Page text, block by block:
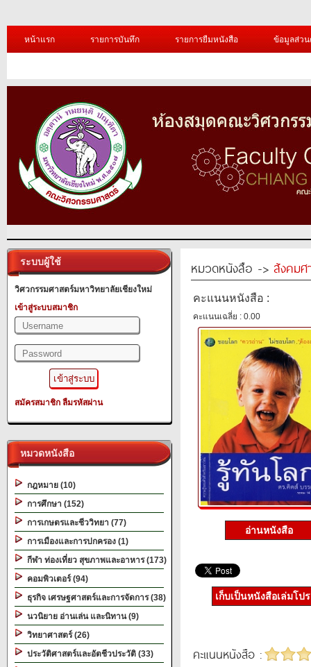
หน้าแรก รายการบันทึก รายการยืมหนังสือ ข้อมูลส่ว
ระบบผู้ใช้
วิศวกรรมศาสตร์มหาวิทยาลัยเชียงใหม่
เข้าสู่ระบบสมาชิก
สมัครสมาชิก ลืมรหัสผ่าน
หมวดหนังสือ
กฎหมาย (10)
การศึกษา (152)
การเกษตรและชีววิทยา (77)
การเมืองและการปกครอง (1)
กีฬา ท่องเที่ยว สุขภาพและอาหาร (173)
คอมพิวเตอร์ (94)
ธุรกิจ เศรษฐศาสตร์และการจัดการ (38)
นวนิยาย อ่านเล่น และนิทาน (9)
วิทยาศาสตร์ (26)
ประวัติศาสตร์และอัตชีวประวัติ (33)
หมวดหนังสือ -> สังคมศ
คะแนนหนังสือ :
คะแนนเฉลี่ย : 0.00
อ่านหนังสือ
เก็บเป็นหนังสือเล่มโป
คะแนนหนังสือ :